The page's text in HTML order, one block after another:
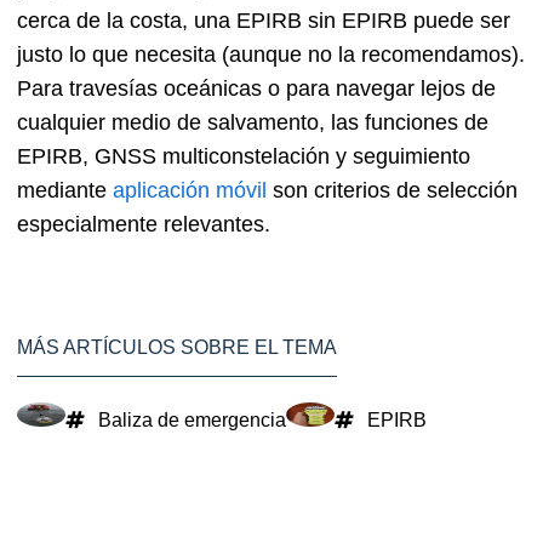
cerca de la costa, una EPIRB sin EPIRB puede ser
justo lo que necesita (aunque no la recomendamos).
Para travesías oceánicas o para navegar lejos de
cualquier medio de salvamento, las funciones de
EPIRB, GNSS multiconstelación y seguimiento
mediante aplicación móvil son criterios de selección
especialmente relevantes.
MÁS ARTÍCULOS SOBRE EL TEMA
Baliza de emergencia EPIRB